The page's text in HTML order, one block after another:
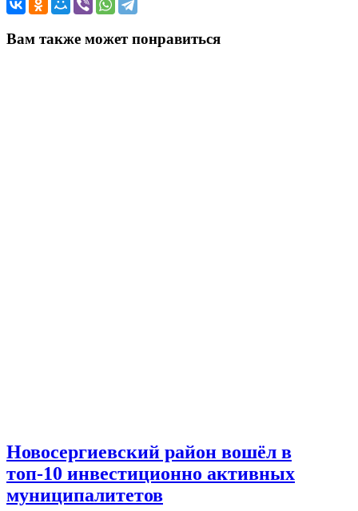
Вам также может понравиться
Новосергиевский район вошёл в
топ-10 инвестиционно активных
муниципалитетов